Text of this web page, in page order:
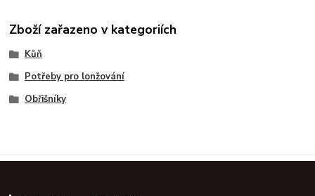
Zboží zařazeno v kategoriích
Kůň
Potřeby pro lonžování
Obřišníky